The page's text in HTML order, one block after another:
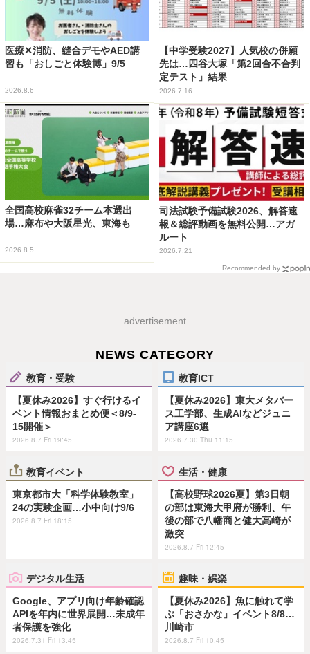
医療✕消防、縫合デモやAED講
習も「おしごと体験博」9/5
2026.8.6
【中学受験2027】人気校の併願
先は…四谷大塚「第2回合不合判
定テスト」結果
2026.7.16
全国高校麻雀32チーム本選出
場…麻布や大阪星光、東海も
2026.8.5
司法試験予備試験2026、解答速
報＆総評動画を無料公開…アガ
ルート
2026.7.21
Recommended by
advertisement
NEWS CATEGORY
教育・受験
【夏休み2026】すぐ行けるイ
ベント情報おまとめ便＜8/9-
15開催＞
2026.8.7 Fri 19:45
教育ICT
【夏休み2026】東大メタバー
ス工学部、生成AIなどジュニ
ア講座6選
2026.7.30 Thu 11:15
教育イベント
東京都市大「科学体験教室」
24の実験企画…小中向け9/6
2026.8.7 Fri 18:15
生活・健康
【高校野球2026夏】第3日朝
の部は東海大甲府が勝利、午
後の部で八幡商と健大高崎が
激突
2026.8.7 Fri 12:45
デジタル生活
Google、アプリ向け年齢確認
APIを年内に世界展開…未成年
者保護を強化
2026.7.31 Fri 13:45
趣味・娯楽
【夏休み2026】魚に触れて学
ぶ「おさかな」イベント8/8…
川崎市
2026.8.7 Fri 10:45